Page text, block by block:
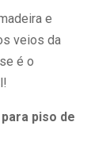
e
veios da
é o
piso de